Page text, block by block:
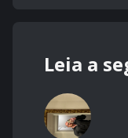
Leia a